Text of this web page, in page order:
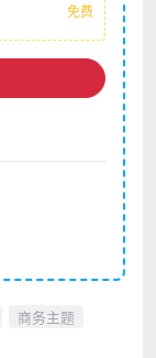
免费
商务主题